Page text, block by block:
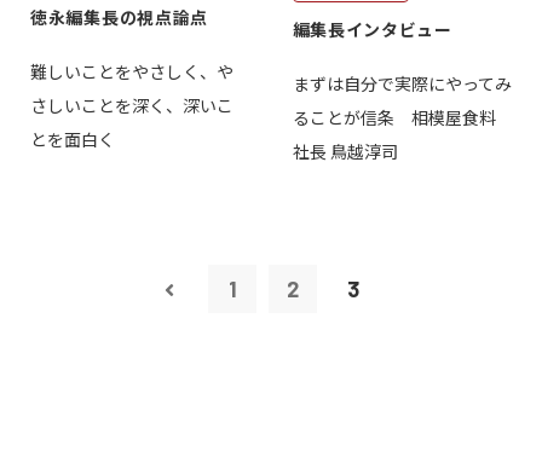
徳永編集長の視点論点
難しいことをやさしく、や
さしいことを深く、深いこ
とを面白く
編集長インタビュー
まずは自分で実際にやってみ
ることが信条 相模屋食料
社長 鳥越淳司
1 2 3